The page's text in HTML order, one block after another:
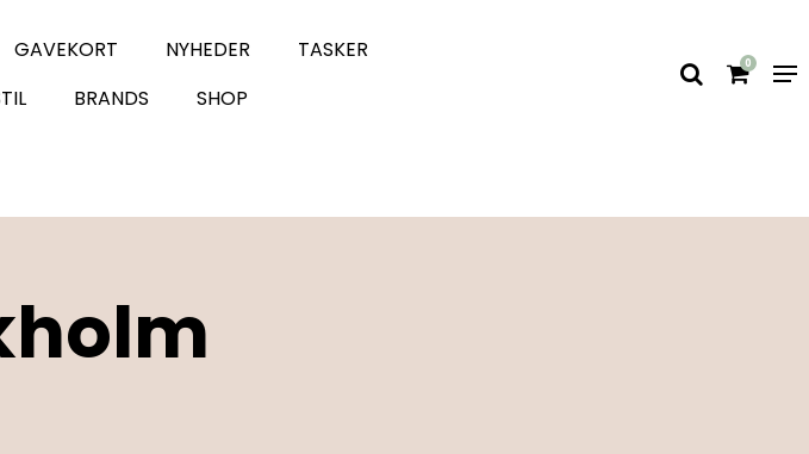
GAVEKORT NYHEDER
TASKER
BRANDS SHOP
0